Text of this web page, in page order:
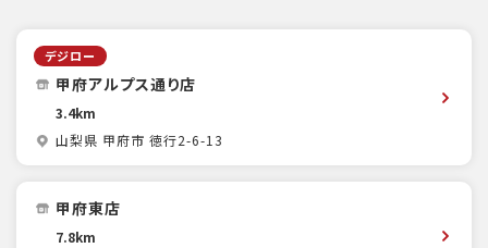
デジロー
甲府アルプス通り店
3.4km
山梨県 甲府市 徳行2-6-13
甲府東店
7.8km